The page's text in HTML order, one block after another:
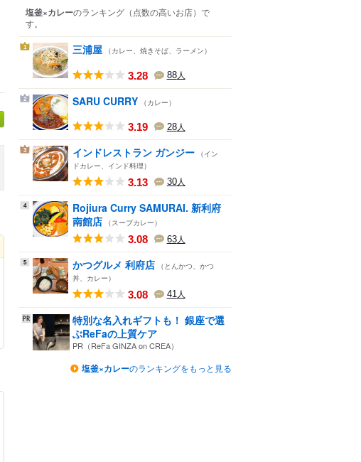
塩釜×カレーのランキング （点数の高いお店） で
す。
1 三浦屋 （カレー、焼きそば、ラーメン）
3.28 88人
2 SARU CURRY （カレー）
3.19 28人
3 インドレストラン ガンジー （イン
ドカレー、インド料理）
3.13 30人
4
Rojiura Curry SAMURAI. 新利府
南館店 （スープカレー）
3.08 63人
5 かつグルメ 利府店 （とんかつ、かつ
丼、カレー）
3.08 41人
特別な名入れギフトも！ 銀座で選
ぶReFaの上質ケア
PR（ReFa GINZA on CREA）
塩釜×カレーのランキングをもっと見る